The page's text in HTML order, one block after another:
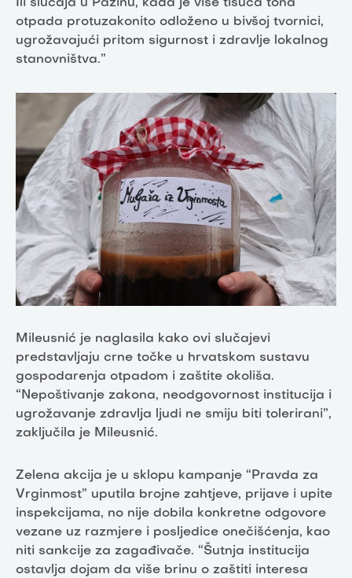
Ili slučaja u Pazinu, kada je više tisuća tona
otpada protuzakonito odloženo u bivšoj tvornici,
ugrožavajući pritom sigurnost i zdravlje lokalnog
stanovništva.”
Mileusnić je naglasila kako ovi slučajevi
predstavljaju crne točke u hrvatskom sustavu
gospodarenja otpadom i zaštite okoliša.
“Nepoštivanje zakona, neodgovornost institucija i
ugrožavanje zdravlja ljudi ne smiju biti tolerirani”,
zaključila je Mileusnić.
Zelena akcija je u sklopu kampanje “Pravda za
Vrginmost” uputila brojne zahtjeve, prijave i upite
inspekcijama, no nije dobila konkretne odgovore
vezane uz razmjere i posljedice onečišćenja, kao
niti sankcije za zagađivače. “Šutnja institucija
ostavlja dojam da više brinu o zaštiti interesa